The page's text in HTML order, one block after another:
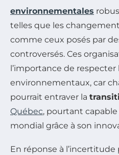
environnementales
telles que les
comme ceux posés par
controversés. Ces
l’importance de
environnementaux, car
pourrait entraver la
Québec, pourtant
mondial grâce à son
En réponse à